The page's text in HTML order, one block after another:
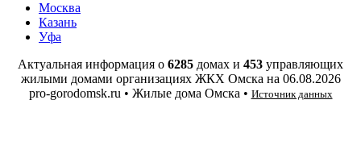
Москва
Казань
Уфа
Актуальная информация о 6285 домах и 453 управляющих
жилыми домами организациях ЖКХ Омска на 06.08.2026
pro-gorodomsk.ru • Жилые дома Омска • Источник данных